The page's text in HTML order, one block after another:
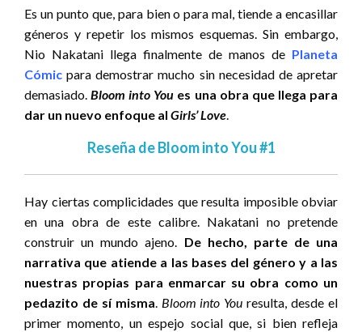
Es un punto que, para bien o para mal, tiende a encasillar
géneros y repetir los mismos esquemas. Sin embargo,
Nio Nakatani llega finalmente de manos de Planeta
Cómic para demostrar mucho sin necesidad de apretar
demasiado.Bloom into You es una obra que llega para
dar un nuevo enfoque al Girls’ Love.
Reseña de Bloom into You #1
Hay ciertas complicidades que resulta imposible obviar
en una obra de este calibre. Nakatani no pretende
construir un mundo ajeno. De hecho, parte de una
narrativa que atiende a las bases del género y a las
nuestras propias para enmarcar su obra como un
pedazito de sí misma. Bloom into You resulta, desde el
primer momento, un espejo social que, si bien refleja